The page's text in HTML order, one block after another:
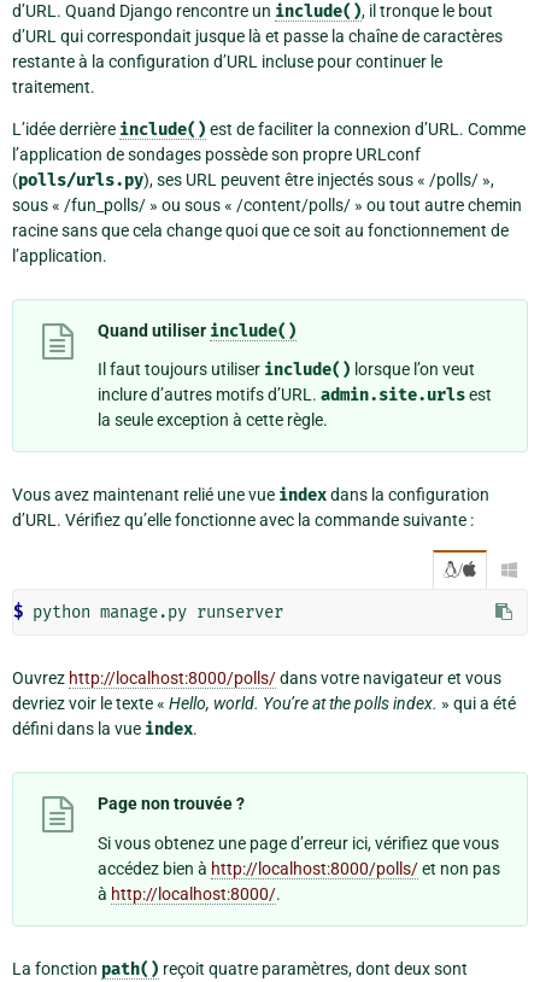
d’URL. Quand Django rencontre un include(), il tronque le bout
d’URL qui correspondait jusque là et passe la chaîne de caractères
restante à la configuration d’URL incluse pour continuer le
traitement.
L’idée derrière include() est de faciliter la connexion d’URL. Comme
l’application de sondages possède son propre URLconf
(polls/urls.py), ses URL peuvent être injectés sous « /polls/ »,
sous « /fun_polls/ » ou sous « /content/polls/ » ou tout autre chemin
racine sans que cela change quoi que ce soit au fonctionnement de
l’application.
Quand utiliser include()
Il faut toujours utiliser include() lorsque l’on veut
inclure d’autres motifs d’URL. admin.site.urlsest
la seule exception à cette règle.
Vous avez maintenant relié une vue indexdans la configuration
d’URL. Vérifiez qu’elle fonctionne avec la commande suivante :
/ 
$
Ouvrez http://localhost:8000/polls/dans votre navigateur et vous
devriez voir le texte « Hello, world. You’re at the polls index. » qui a été
défini dans la vue index.
Page non trouvée ?
Si vous obtenez une page d’erreur ici, vérifiez que vous
accédez bien à http://localhost:8000/polls/et non pas
à http://localhost:8000/.
La fonction path() reçoit quatre paramètres, dont deux sont